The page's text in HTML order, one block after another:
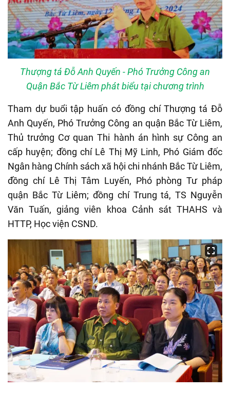
Thượng tá Đỗ Anh Quyến - Phó Trưởng Công an
Quận Bắc Từ Liêm phát biểu tại chương trình
Tham dự buổi tập huấn có đồng chí Thượng tá Đỗ
Anh Quyến, Phó Trưởng Công an quận Bắc Từ Liêm,
Thủ trưởng Cơ quan Thi hành án hình sự Công an
cấp huyện; đồng chí Lê Thị Mỹ Linh, Phó Giám đốc
Ngân hàng Chính sách xã hội chi nhánh Bắc Từ Liêm,
đồng chí Lê Thị Tâm Luyến, Phó phòng Tư pháp
quận Bắc Từ Liêm; đồng chí Trung tá, TS Nguyễn
Văn Tuấn, giảng viên khoa Cảnh sát THAHS và
HTTP, Học viện CSND.